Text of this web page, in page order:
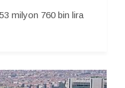
milyon 760 bin lira